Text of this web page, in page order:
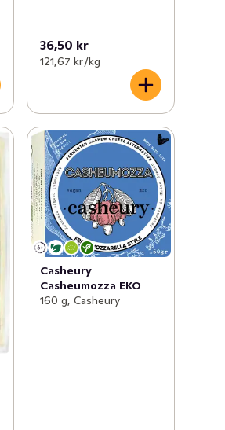
36,50 kr
121,67 kr /kg
Casheury
Casheumozza EKO
160 g, Casheury